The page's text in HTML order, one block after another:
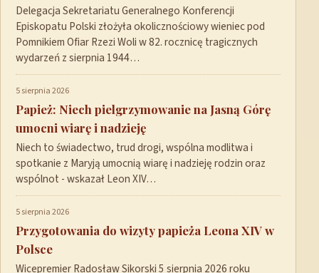
Delegacja Sekretariatu Generalnego Konferencji
Episkopatu Polski złożyła okolicznościowy wieniec pod
Pomnikiem Ofiar Rzezi Woli w 82. rocznicę tragicznych
wydarzeń z sierpnia 1944…
5 sierpnia 2026
Papież: Niech pielgrzymowanie na Jasną Górę
umocni wiarę i nadzieję
Niech to świadectwo, trud drogi, wspólna modlitwa i
spotkanie z Maryją umocnią wiarę i nadzieję rodzin oraz
wspólnot - wskazał Leon XIV…
5 sierpnia 2026
Przygotowania do wizyty papieża Leona XIV w
Polsce
Wicepremier Radosław Sikorski 5 sierpnia 2026 roku